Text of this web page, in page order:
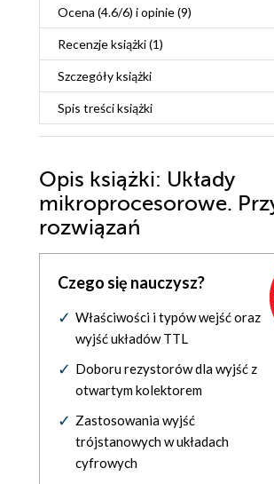
Ocena (4.6/6) i opinie (9)
Recenzjeksiążki(1)
Szczegółyksiążki
Spis treściksiążki
Opis książki: Układy
mikroprocesorowe.
rozwiązań
Czego się nauczysz?
Właściwości i typów wejść oraz
wyjść układów TTL
Doboru rezystorów dla wyjść z
otwartym kolektorem
Zastosowania wyjść
trójstanowych w układach
cyfrowych